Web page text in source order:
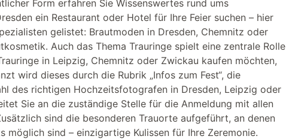
Form erfahren Sie Wissenswertes rund ums
ein Restaurant oder Hotel für Ihre Feier suchen – hier
gelistet: Brautmoden in Dresden, Chemnitz oder
Auch das Thema Trauringe spielt eine zentrale Rolle
in Leipzig, Chemnitz oder Zwickau kaufen möchten,
wird dieses durch die Rubrik „Infos zum Fest“, die
des richtigen Hochzeitsfotografen in Dresden, Leipzig oder
Sie an die zuständige Stelle für die Anmeldung mit allen
sind die besonderen Trauorte aufgeführt, an denen
möglich sind – einzigartige Kulissen für Ihre Zeremonie.